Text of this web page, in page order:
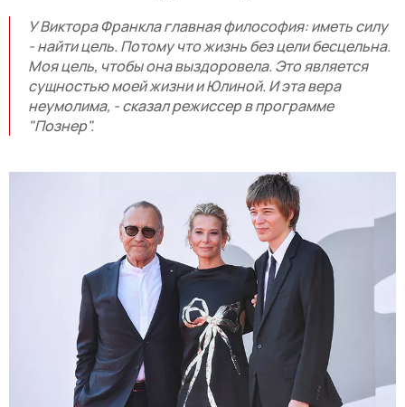
У Виктора Франкла главная философия: иметь силу
- найти цель. Потому что жизнь без цели бесцельна.
Моя цель, чтобы она выздоровела. Это является
сущностью моей жизни и Юлиной. И эта вера
неумолима, - сказал режиссер в программе
"Познер".